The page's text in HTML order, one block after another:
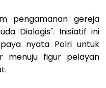
pengamanan gereja
Dialogis". Inisiatif ini
nyata Polri untuk
menuju figur pelayan